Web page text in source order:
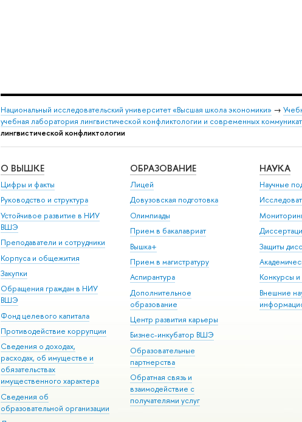
Национальный исследовательский университет «Высшая школа экономики» →
учебная лаборатория лингвистической конфликтологии и современных
лингвистической конфликтологии
О ВЫШКЕ
Цифры и факты
Руководство и структура
Устойчивое развитие в НИУ
ВШЭ
Преподаватели и сотрудники
Корпуса и общежития
Закупки
Обращения граждан в НИУ
ВШЭ
Фонд целевого капитала
Противодействие коррупции
Сведения о доходах,
расходах, об имуществе и
обязательствах
имущественного характера
Сведения об
образовательной организации
ОБРАЗОВАНИЕ
Лицей
Довузовская подготовка
Олимпиады
Прием в бакалавриат
Вышка+
Прием в магистратуру
Аспирантура
Дополнительное
образование
Центр развития карьеры
Бизнес-инкубатор ВШЭ
Образовательные
партнерства
Обратная связь и
взаимодействие с
получателями услуг
НАУКА
Научные
Защиты
Конкурсы и
Внешние